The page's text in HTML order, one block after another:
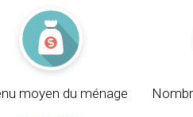
moyen du ménage